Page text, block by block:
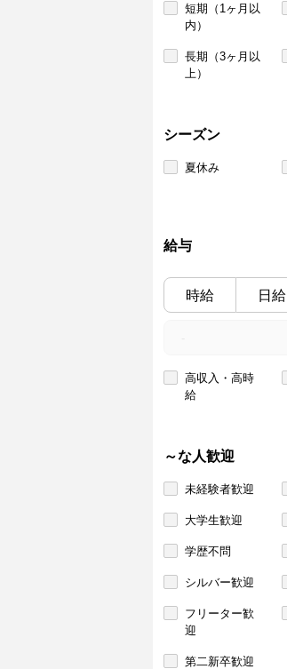
短期（1ヶ月以
内）
長期（3ヶ月以
上）
シーズン
夏休み
給与
時給 日給
高収入・高時
給
～な人歓迎
未経験者歓迎
大学生歓迎
学歴不問
シルバー歓迎
フリーター歓
迎
第二新卒歓迎